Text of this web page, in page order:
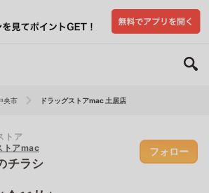
央市 ドラッグストアmac 土居店
トア
トアmac
チラシ
フォロー